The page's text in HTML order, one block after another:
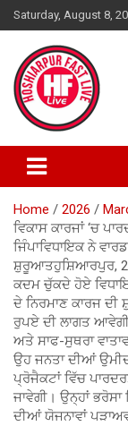
Skip
to
content
Saturday, August 8,
Home 2026
ਵਿਕਾਸ ਕਾਰਜਾਂ ‘ਚ
ਜਿੰਪਾਵਿਧਾਇਕ ਨੇ
ਸ਼ੁਰੂਆਤਹੁਸ਼ਿਆਰਪੁਰ, 2
ਕਦਮ ਚੁੱਕਦੇ ਹੋਏ
ਦੇ ਨਿਰਮਾਣ ਕਾਰਜ
ਰੁਪਏ ਦੀ ਲਾਗਤ
ਅਤੇ ਸਾਫ-ਸੁਥਰਾ
ਉਹ ਜਨਤਾ ਦੀਆਂ
ਪ੍ਰੋਜੈਕਟਾਂ ਵਿੱਚ
ਜਾਵੇਗੀ। ਉਨ੍ਹਾਂ ਭਰੋਸਾ
ਦੀਆਂ ਯੋਜਨਾਵਾਂ